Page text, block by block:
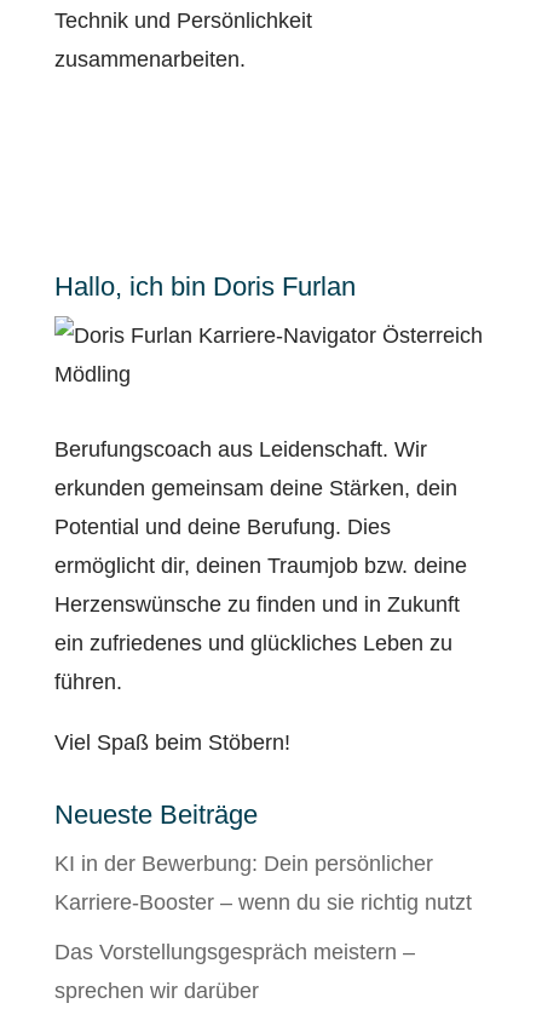
Technik und Persönlichkeit
zusammenarbeiten.
Hallo, ich bin Doris Furlan
Berufungscoach aus Leidenschaft. Wir
erkunden gemeinsam deine Stärken, dein
Potential und deine Berufung. Dies
ermöglicht dir, deinen Traumjob bzw. deine
Herzenswünsche zu finden und in Zukunft
ein zufriedenes und glückliches Leben zu
führen.
Viel Spaß beim Stöbern!
Neueste Beiträge
KI in der Bewerbung: Dein persönlicher
Karriere-Booster – wenn du sie richtig nutzt
Das Vorstellungsgespräch meistern –
sprechen wir darüber